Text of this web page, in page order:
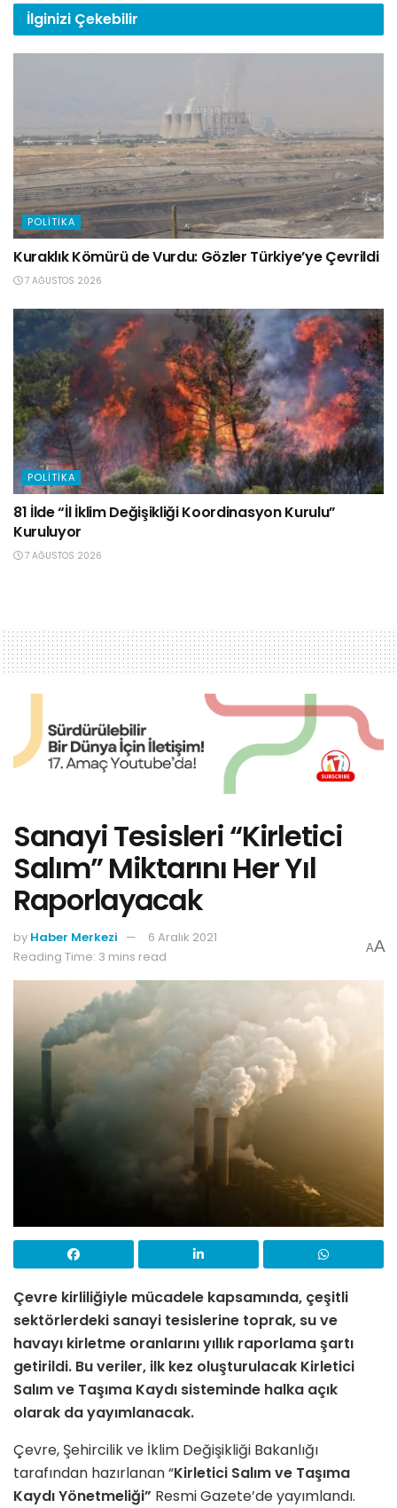
İlginizi Çekebilir
POLITIKA
Kuraklık Kömürü de Vurdu: Gözler Türkiye’ye Çevrildi
7 AĞUSTOS 2026
POLITIKA
81 İlde “İl İklim Değişikliği Koordinasyon Kurulu”
Kuruluyor
7 AĞUSTOS 2026
Sanayi Tesisleri “Kirletici
Salım” Miktarını Her Yıl
Raporlayacak
by Haber Merkezi
6 Aralık 2021
Reading Time: 3 mins read
AA
Çevre kirliliğiyle mücadele kapsamında, çeşitli
sektörlerdeki sanayi tesislerine toprak, su ve
havayı kirletme oranlarını yıllık raporlama şartı
getirildi. Bu veriler, ilk kez oluşturulacak Kirletici
Salım ve Taşıma Kaydı sisteminde halka açık
olarak da yayımlanacak.
Çevre, Şehircilik ve İklim Değişikliği Bakanlığı
tarafından hazırlanan “Kirletici Salım ve Taşıma
Kaydı Yönetmeliği” Resmi Gazete’de yayımlandı.